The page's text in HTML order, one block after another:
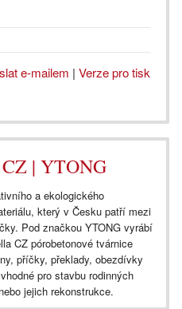
e-mailem | Verze pro tisk
| YTONG
a ekologického
který v Česku patří mezi
Pod značkou YTONG vyrábí
CZ pórobetonové tvárnice
příčky, překlady, obezdívky
pro stavbu rodinných
jejich rekonstrukce.